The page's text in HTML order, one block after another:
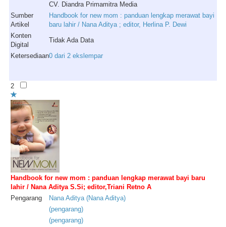
CV. Diandra Primamitra Media
Sumber
Artikel
Handbook for new mom : panduan lengkap merawat bayi
baru lahir / Nana Aditya ; editor, Herlina P. Dewi
Konten
Digital
Tidak Ada Data
Ketersediaan0 dari 2 ekslempar
2
Handbook for new mom : panduan lengkap merawat bayi baru
lahir / Nana Aditya S.Si; editor,Triani Retno A
Pengarang
Nana Aditya(Nana Aditya)
(pengarang)
(pengarang)